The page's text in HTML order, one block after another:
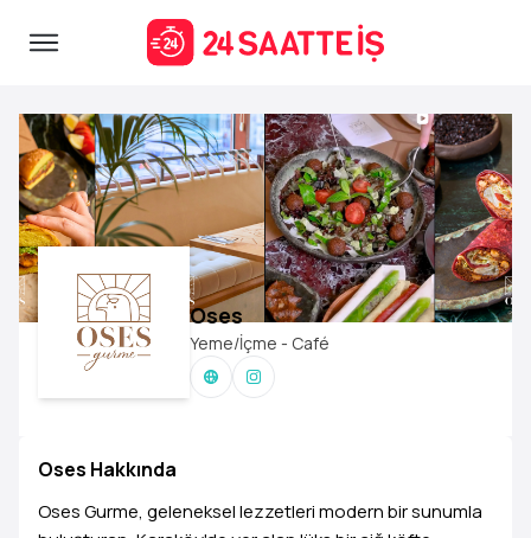
Oses
Yeme/İçme - Café
Oses Hakkında
Oses Gurme, geleneksel lezzetleri modern bir sunumla